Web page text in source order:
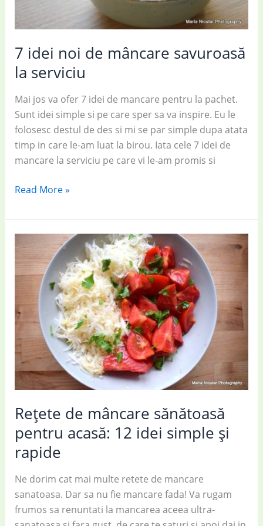
7 idei noi de mâncare savuroasă
la serviciu
Mai jos va ofer 7 idei de mancare pentru la pachet.
Sunt idei simple si pe care sper sa va inspire. Eu le
folosesc destul de des si mi se par simple dupa atata
timp in care le-am luat la birou. Iata cele 7 idei de
mancare la serviciu pe care vi le-am promis si
7
noi
de
mâncare
savuroasă
serviciu
Read More »
Rețete de mâncare sănătoasă
pentru acasă: 12 idei simple și
rapide
Ne dorim cat mai multe retete de mancare
sanatoasa. Dar sa nu fie mancare fada! Va rugam
frumos sa renuntati la mancarea aceea ultra-